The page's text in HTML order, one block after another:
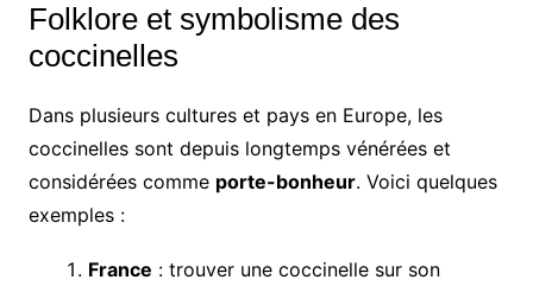
Folklore et symbolisme des
coccinelles
Dans plusieurs cultures et pays en Europe, les
coccinelles sont depuis longtemps vénérées et
considérées comme porte-bonheur. Voici quelques
exemples :
France : trouver une coccinelle sur son